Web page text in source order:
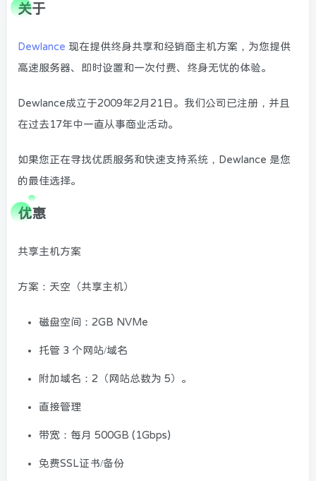
关于
Dewlance 现在提供终身共享和经销商主机方案，为您提供
高速服务器、即时设置和一次付费、终身无忧的体验。
Dewlance成立于2009年2月21日。我们公司已注册，并且
在过去17年中一直从事商业活动。
如果您正在寻找优质服务和快速支持系统，Dewlance 是您
的最佳选择。
优惠
共享主机方案
方案：天空（共享主机）
磁盘空间：2GB NVMe
托管 3 个网站/域名
附加域名：2（网站总数为 5）。
直接管理
带宽：每月 500GB (1Gbps)
免费SSL证书/备份